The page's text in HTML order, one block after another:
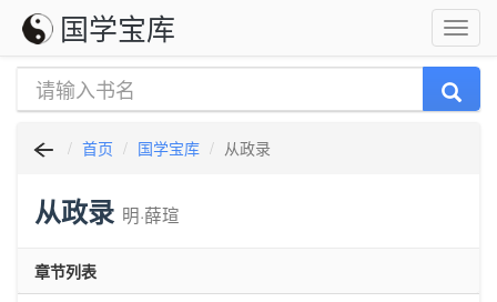
国学宝库
首页 国学宝库 从政录
从政录 明·薛瑄
章节列表